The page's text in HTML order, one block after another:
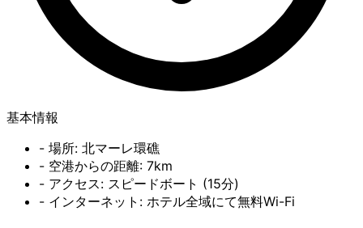
基本情報
- 場所: 北マーレ環礁
- 空港からの距離: 7km
- アクセス: スピードボート (15分)
- インターネット: ホテル全域にて無料Wi-Fi